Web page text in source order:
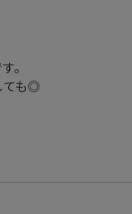
。
ても◎